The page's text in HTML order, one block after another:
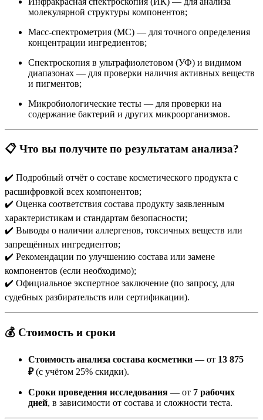
молекулярной структуры компонентов;
Масс-спектрометрия (МС) — для точного определения
концентрации ингредиентов;
Спектроскопия в ультрафиолетовом (УФ) и видимом
диапазонах — для проверки наличия активных веществ
и пигментов;
Микробиологические тесты — для проверки на
содержание бактерий и других микроорганизмов.
📋 Что вы получите по результатам анализа?
✔️ Подробный отчёт о составе косметического продукта с
расшифровкой всех компонентов;
✔️ Оценка соответствия состава продукту заявленным
характеристикам и стандартам безопасности;
✔️ Выводы о наличии аллергенов, токсичных веществ или
запрещённых ингредиентов;
✔️ Рекомендации по улучшению состава или замене
компонентов (если необходимо);
✔️ Официальное экспертное заключение (по запросу, для
судебных разбирательств или сертификации).
💰 Стоимость и сроки
Стоимость анализа состава косметики — от 13 875
₽(с учётом 25% скидки).
Сроки проведения исследования — от 7 рабочих
дней, в зависимости от состава и сложности теста.